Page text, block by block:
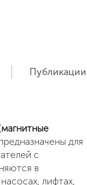
Публикации
(магнитные
для
с
в
лифтах,